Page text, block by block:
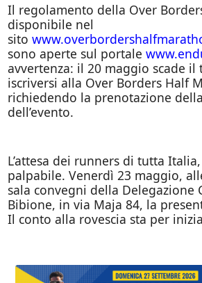
Il regolamento della Over
disponibile nel
sito
sono aperte sul portale
avvertenza: il 20 maggio scade il
iscriversi alla Over Borders Half
richiedendo la prenotazione
dell’evento.
L’attesa dei runners di tutta
palpabile. Venerdì 23 maggio,
sala convegni della Delegazione
Bibione, in via Maja 84, la
Il conto alla rovescia sta per